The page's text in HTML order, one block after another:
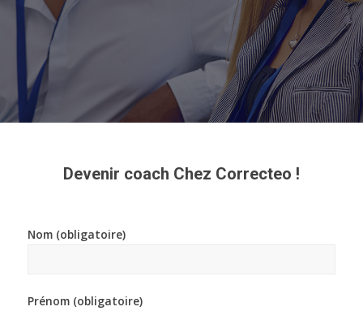
Devenir coach Chez Correcteo !
Nom (obligatoire)
Prénom (obligatoire)